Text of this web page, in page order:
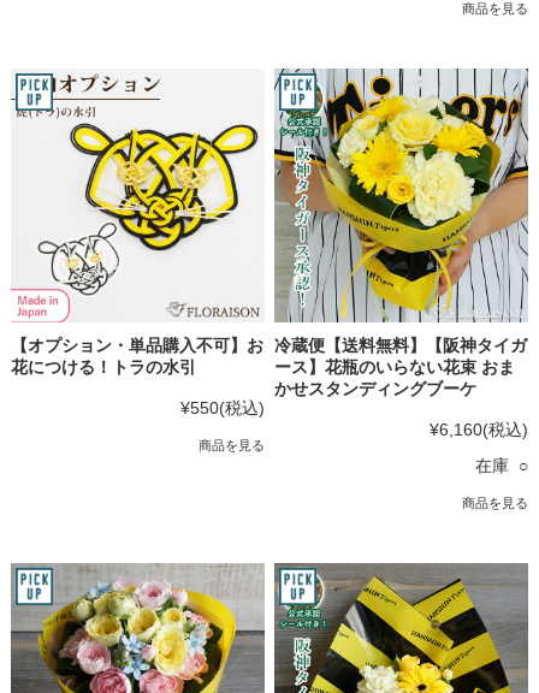
商品を見る
【オプション・単品購入不可】お
花につける！トラの水引
¥550(税込)
商品を見る
冷蔵便【送料無料】【阪神タイガ
ース】花瓶のいらない花束 おま
かせスタンディングブーケ
¥6,160(税込)
在庫 ○
商品を見る